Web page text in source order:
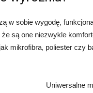
w sobie wygodę,
są one niezwykle
mikrofibra, poliester czy
Uniwersalne